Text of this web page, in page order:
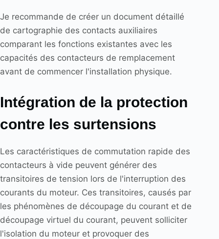
Je recommande de créer un document détaillé
de cartographie des contacts auxiliaires
comparant les fonctions existantes avec les
capacités des contacteurs de remplacement
avant de commencer l'installation physique.
Intégration de la protection
contre les surtensions
Les caractéristiques de commutation rapide des
contacteurs à vide peuvent générer des
transitoires de tension lors de l'interruption des
courants du moteur. Ces transitoires, causés par
les phénomènes de découpage du courant et de
découpage virtuel du courant, peuvent solliciter
l'isolation du moteur et provoquer des